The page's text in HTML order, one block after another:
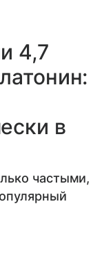
4,7
в
частыми,